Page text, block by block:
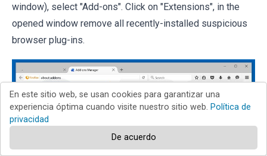
window), select "Add-ons". Click on "Extensions", in the
opened window remove all recently-installed suspicious
browser plug-ins.
En este sitio web, se usan cookies para garantizar una
experiencia óptima cuando visite nuestro sitio web. Política de
privacidad
De acuerdo